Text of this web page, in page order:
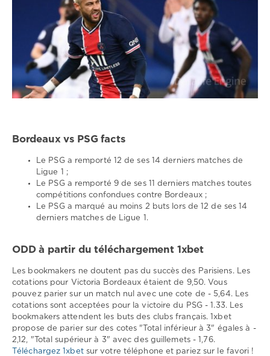
Bordeaux vs PSG facts
Le PSG a remporté 12 de ses 14 derniers matches de
Ligue 1 ;
Le PSG a remporté 9 de ses 11 derniers matches toutes
compétitions confondues contre Bordeaux ;
Le PSG a marqué au moins 2 buts lors de 12 de ses 14
derniers matches de Ligue 1.
ODD à partir du téléchargement 1xbet
Les bookmakers ne doutent pas du succès des Parisiens. Les
cotations pour Victoria Bordeaux étaient de 9,50. Vous
pouvez parier sur un match nul avec une cote de - 5,64. Les
cotations sont acceptées pour la victoire du PSG - 1.33. Les
bookmakers attendent les buts des clubs français. 1xbet
propose de parier sur des cotes "Total inférieur à 3" égales à -
2,12, "Total supérieur à 3" avec des guillemets - 1,76.
Téléchargez 1xbet sur votre téléphone et pariez sur le favori !